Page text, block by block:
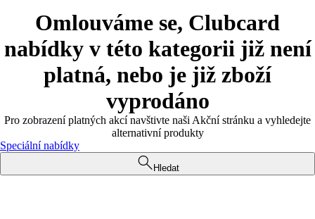
Omlouváme se, Clubcard
nabídky v této kategorii již není
platná, nebo je již zboží
vyprodáno
Pro zobrazení platných akcí navštivte naši Akční stránku a vyhledejte
alternativní produkty
Speciální nabídky
Hledat